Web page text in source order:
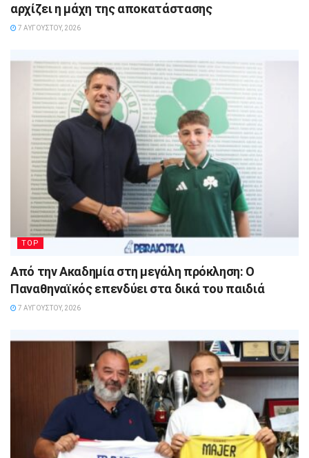
αρχίζει η μάχη της αποκατάστασης
7 ΑΥΓΟΎΣΤΟΥ, 2026
TOP
Από την Ακαδημία στη μεγάλη πρόκληση: Ο
Παναθηναϊκός επενδύει στα δικά του παιδιά
7 ΑΥΓΟΎΣΤΟΥ, 2026